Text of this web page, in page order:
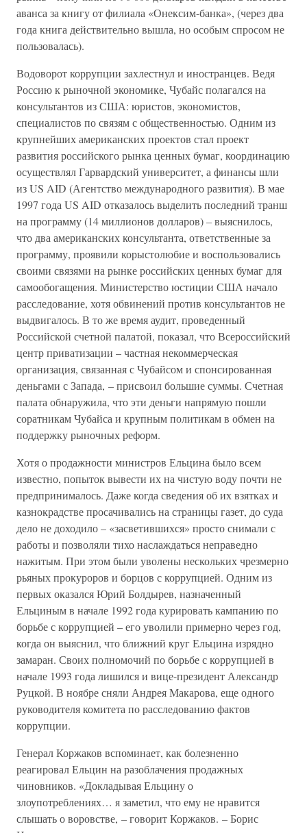
аванса за книгу от филиала «Онексим-банка», (через два
года книга действительно вышла, но особым спросом не
пользовалась).
Водоворот коррупции захлестнул и иностранцев. Ведя
Россию к рыночной экономике, Чубайс полагался на
консультантов из США: юристов, экономистов,
специалистов по связям с общественностью. Одним из
крупнейших американских проектов стал проект
развития российского рынка ценных бумаг, координацию
осуществлял Гарвардский университет, а финансы шли
из US AID (Агентство международного развития). В мае
1997 года US AID отказалось выделить последний транш
на программу (14 миллионов долларов) – выяснилось,
что два американских консультанта, ответственные за
программу, проявили корыстолюбие и воспользовались
своими связями на рынке российских ценных бумаг для
самообогащения. Министерство юстиции США начало
расследование, хотя обвинений против консультантов не
выдвигалось. В то же время аудит, проведенный
Российской счетной палатой, показал, что Всероссийский
центр приватизации – частная некоммерческая
организация, связанная с Чубайсом и спонсированная
деньгами с Запада, – присвоил большие суммы. Счетная
палата обнаружила, что эти деньги напрямую пошли
соратникам Чубайса и крупным политикам в обмен на
поддержку рыночных реформ.
Хотя о продажности министров Ельцина было всем
известно, попыток вывести их на чистую воду почти не
предпринималось. Даже когда сведения об их взятках и
казнокрадстве просачивались на страницы газет, до суда
дело не доходило – «засветившихся» просто снимали с
работы и позволяли тихо наслаждаться неправедно
нажитым. При этом были уволены нескольких чрезмерно
рьяных прокуроров и борцов с коррупцией. Одним из
первых оказался Юрий Болдырев, назначенный
Ельциным в начале 1992 года курировать кампанию по
борьбе с коррупцией – его уволили примерно через год,
когда он выяснил, что ближний круг Ельцина изрядно
замаран. Своих полномочий по борьбе с коррупцией в
начале 1993 года лишился и вице-президент Александр
Руцкой. В ноябре сняли Андрея Макарова, еще одного
руководителя комитета по расследованию фактов
коррупции.
Генерал Коржаков вспоминает, как болезненно
реагировал Ельцин на разоблачения продажных
чиновников. «Докладывая Ельцину о
злоупотреблениях… я заметил, что ему не нравится
слышать о воровстве, – говорит Коржаков. – Борис